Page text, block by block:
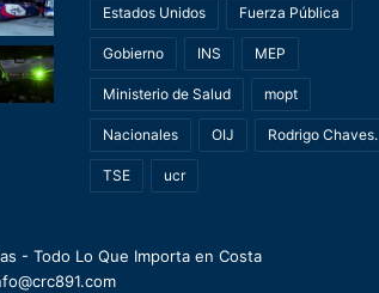
Estados Unidos Fuerza Pública
Gobierno INS MEP
Ministerio de Salud mopt
Nacionales OIJ Rodrigo Chaves.
TSE ucr
- Todo Lo Que Importa en Costa